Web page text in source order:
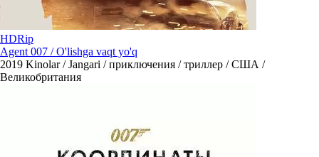
HDRip
Agent 007 / O'lishga vaqt yo'q
2019 Kinolar / Jangari / приключения / триллер / США /
Великобритания